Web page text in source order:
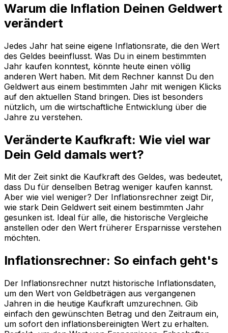
Warum die Inflation Deinen Geldwert
verändert
Jedes Jahr hat seine eigene Inflationsrate, die den Wert
des Geldes beeinflusst. Was Du in einem bestimmten
Jahr kaufen konntest, könnte heute einen völlig
anderen Wert haben. Mit dem Rechner kannst Du den
Geldwert aus einem bestimmten Jahr mit wenigen Klicks
auf den aktuellen Stand bringen. Dies ist besonders
nützlich, um die wirtschaftliche Entwicklung über die
Jahre zu verstehen.
Veränderte Kaufkraft: Wie viel war
Dein Geld damals wert?
Mit der Zeit sinkt die Kaufkraft des Geldes, was bedeutet,
dass Du für denselben Betrag weniger kaufen kannst.
Aber wie viel weniger? Der Inflationsrechner zeigt Dir,
wie stark Dein Geldwert seit einem bestimmten Jahr
gesunken ist. Ideal für alle, die historische Vergleiche
anstellen oder den Wert früherer Ersparnisse verstehen
möchten.
Inflationsrechner: So einfach geht's
Der Inflationsrechner nutzt historische Inflationsdaten,
um den Wert von Geldbeträgen aus vergangenen
Jahren in die heutige Kaufkraft umzurechnen. Gib
einfach den gewünschten Betrag und den Zeitraum ein,
um sofort den inflationsbereinigten Wert zu erhalten.